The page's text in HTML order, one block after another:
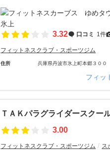
3.32 口コミ 1件
フィットネスクラブ・スポーツジム
住所 兵庫県丹波市氷上町本郷３００
フィッ
ＴＡＫパラグライダースクー
3.00
フィットネスクラブ・スポーツジム ス